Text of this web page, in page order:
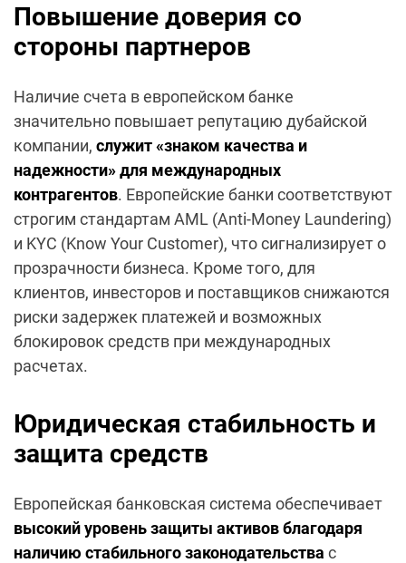
Повышение доверия со
стороны партнеров
Наличие счета в европейском банке
значительно повышает репутацию дубайской
компании, служит «знаком качества и
надежности» для международных
контрагентов. Европейские банки соответствуют
строгим стандартам AML (Anti-Money Laundering)
и KYC (Know Your Customer), что сигнализирует о
прозрачности бизнеса. Кроме того, для
клиентов, инвесторов и поставщиков снижаются
риски задержек платежей и возможных
блокировок средств при международных
расчетах.
Юридическая стабильность и
защита средств
Европейская банковская система обеспечивает
высокий уровень защиты активов благодаря
наличию стабильного законодательства с